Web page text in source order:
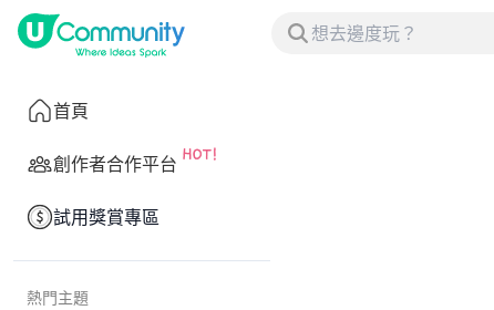
首頁
創作者合作平台
試用獎賞專區
熱門主題